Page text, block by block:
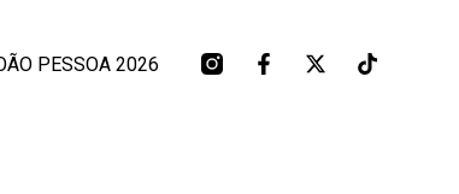
PESSOA 2026